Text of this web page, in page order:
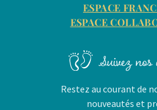
ESPACE
ESPACE
Suivez
Restez au courant de
nouveautés et